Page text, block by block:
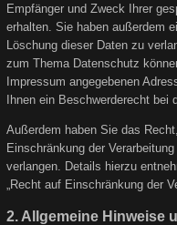
Empfänger und Zweck Ihrer
erhalten. Sie haben außerdem
Löschung dieser Daten zu
zum Thema Datenschutz
Impressum angegebenen
Ihnen ein Beschwerderecht bei
Außerdem haben Sie das
Einschränkung der
verlangen. Details hierzu
„Recht auf Einschränkung der
2. Allgemeine Hinweise